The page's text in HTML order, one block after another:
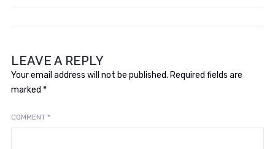
LEAVE A REPLY
Your email address will not be published. Required fields are
marked *
COMMENT *